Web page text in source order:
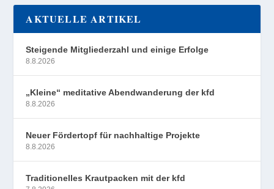
AKTUELLE ARTIKEL
Steigende Mitgliederzahl und einige Erfolge
8.8.2026
„Kleine“ meditative Abendwanderung der kfd
8.8.2026
Neuer Fördertopf für nachhaltige Projekte
8.8.2026
Traditionelles Krautpacken mit der kfd